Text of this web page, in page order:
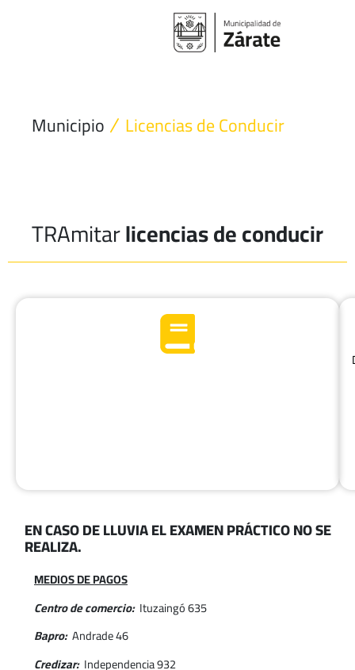
Municipio Licencias de Conducir
TRAmitarlicencias de conducir
EN CASO DE LLUVIA EL EXAMEN PRÁCTICO NO SE
REALIZA.
MEDIOS DE PAGOS
Centro de comercio:Ituzaingó 635
Bapro: Andrade 46
Credizar: Independencia 932